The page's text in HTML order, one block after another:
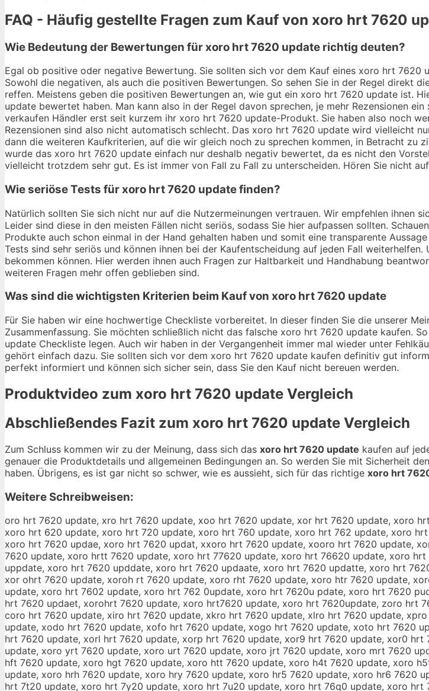
FAQ - Häufig gestellte Fragen zum Kauf von xoro hrt 7620
Wie Bedeutung der Bewertungen für xoro hrt 7620 update richtig deuten?
Egal ob positive oder negative Bewertung. Sie sollten sich vor dem Kauf eines xoro hrt 7620
Sowohl die negativen, als auch die positiven Bewertungen. So sehen Sie in der Regel direkt
reffen. Meistens geben die positiven Bewertungen an, wie gut ein xoro hrt 7620 update ist.
update bewertet haben. Man kann also in der Regel davon sprechen, je mehr Rezensionen
verkaufen Händler erst seit kurzem ihr xoro hrt 7620 update-Produkt. Sie haben also noch
Rezensionen sind also nicht automatisch schlecht. Das xoro hrt 7620 update wird vielleicht
dann die weiteren Kaufkriterien, auf die wir gleich noch zu sprechen kommen, in Betracht zu
wurde das xoro hrt 7620 update einfach nur deshalb negativ bewertet, da es nicht den
vielleicht trotzdem sehr gut. Es ist immer von Fall zu Fall zu unterscheiden. Hören Sie nicht
Wie seriöse Tests für xoro hrt 7620 update finden?
Natürlich sollten Sie sich nicht nur auf die Nutzermeinungen vertrauen. Wir empfehlen ihnen
Leider sind diese in den meisten Fällen nicht seriös, sodass Sie hier aufpassen sollten.
Produkte auch schon einmal in der Hand gehalten haben und somit eine transparente
Tests sind sehr seriös und können ihnen bei der Kaufentscheidung auf jeden Fall
bekommen können. Hier werden ihnen auch Fragen zur Haltbarkeit und Handhabung
weiteren Fragen mehr offen geblieben sind.
Was sind die wichtigsten Kriterien beim Kauf von xoro hrt 7620 update
Für Sie haben wir eine hochwertige Checkliste vorbereitet. In dieser finden Sie die unserer
Zusammenfassung. Sie möchten schließlich nicht das falsche xoro hrt 7620 update kaufen.
update Checkliste legen. Auch wir haben in der Vergangenheit immer mal wieder unter
gehört einfach dazu. Sie sollten sich vor dem xoro hrt 7620 update kaufen definitiv gut
perfekt informiert und können sich sicher sein, dass Sie den Kauf nicht bereuen werden.
Produktvideo zum xoro hrt 7620 update Vergleich
Abschließendes Fazit zum xoro hrt 7620 update Vergleich
Zum Schluss kommen wir zu der Meinung, dass sich das xoro hrt 7620 update kaufen auf
genauer die Produktdetails und allgemeinen Bedingungen an. So werden Sie mit Sicherheit
haben. Übrigens, es ist gar nicht so schwer, wie es aussieht, sich für das richtige xoro hrt
Weitere Schreibweisen:
oro hrt 7620 update, xro hrt 7620 update, xoo hrt 7620 update, xor hrt 7620 update, xoro
xoro hrt 620 update, xoro hrt 720 update, xoro hrt 760 update, xoro hrt 762 update, xoro
xoro hrt 7620 updae, xoro hrt 7620 updat, xxoro hrt 7620 update, xooro hrt 7620 update,
7620 update, xoro hrtt 7620 update, xoro hrt 77620 update, xoro hrt 76620 update, xoro
uppdate, xoro hrt 7620 upddate, xoro hrt 7620 updaate, xoro hrt 7620 updatte, xoro hrt
xor ohrt 7620 update, xoroh rt 7620 update, xoro rht 7620 update, xoro htr 7620 update,
update, xoro hrt 7602 update, xoro hrt 762 0update, xoro hrt 7620u pdate, xoro hrt 7620
hrt 7620 updaet, xorohrt 7620 update, xoro hrt7620 update, xoro hrt 7620update, zoro hrt
coro hrt 7620 update, xiro hrt 7620 update, xkro hrt 7620 update, xlro hrt 7620 update,
update, xodo hrt 7620 update, xofo hrt 7620 update, xogo hrt 7620 update, xoto hrt 7620
hrt 7620 update, xorl hrt 7620 update, xorp hrt 7620 update, xor9 hrt 7620 update, xor0
update, xoro yrt 7620 update, xoro urt 7620 update, xoro jrt 7620 update, xoro mrt 7620
hft 7620 update, xoro hgt 7620 update, xoro htt 7620 update, xoro h4t 7620 update, xoro
update, xoro hrh 7620 update, xoro hry 7620 update, xoro hr5 7620 update, xoro hr6
hrt 7t20 update, xoro hrt 7y20 update, xoro hrt 7u20 update, xoro hrt 76q0 update, xoro